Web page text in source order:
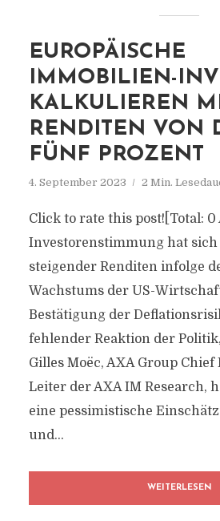
EUROPÄISCHE
IMMOBILIEN-
KALKULIEREN
RENDITEN VON
FÜNF PROZENT
4. September 2023 2 Min.
Click to rate this post![Total: 0
Investorenstimmung hat
steigender Renditen infolge
Wachstums der US-
Bestätigung der
fehlender Reaktion der
Gilles Moëc, AXA Group
Leiter der AXA IM Research,
eine pessimistische
und...
WEITERLESEN